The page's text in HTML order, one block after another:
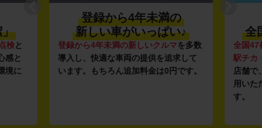
」
検と
感と
境に
登録から4年未満の
新しい車がいっぱい♪
登録から4年未満の新しいクルマを多数
導入し、快適な車両の提供を追求して
います。もちろん追加料金は0円です。
全
全国47
駅チカ
店舗で
用いた
す。